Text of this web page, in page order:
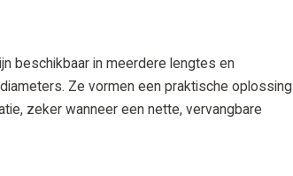
beschikbaar in meerdere lengtes en
Ze vormen een praktische oplossing
zeker wanneer een nette, vervangbare